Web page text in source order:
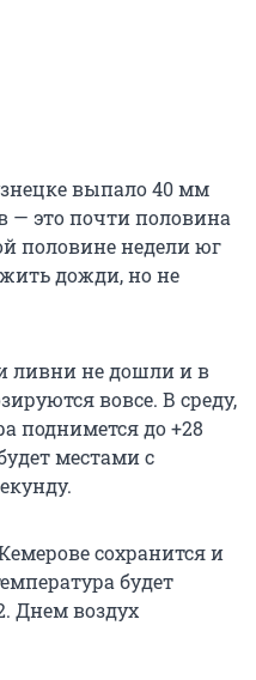
выпало 40 мм
— это почти половина
половине недели юг
дожди, но не
ливни не дошли и в
вовсе. В среду,
поднимется до +28
местами с
сохранится и
будет
Днем воздух